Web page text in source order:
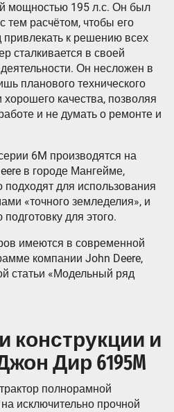
мощностью 195 л.с. Он был
тем расчётом, чтобы его
к решению всех
сталкивается в своей
Он несложен в
планового технического
качества, позволяя
и не думать о ремонте и
6M производятся на
в городе Мангейме,
для использования
«точного земледелия», и
для этого.
имеются в современной
компании John Deere,
статьи «Модельный ряд
конструкции и
Дир 6195M
полнорамной
исключительно прочной